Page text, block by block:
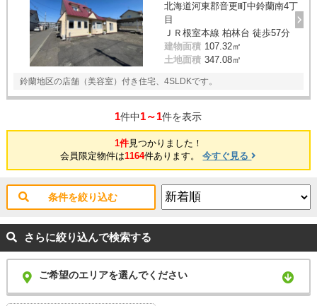
北海道河東郡音更町中鈴蘭南4丁
目
ＪＲ根室本線 柏林台 徒歩57分
建物面積 107.32㎡
土地面積 347.08㎡
鈴蘭地区の店舗（美容室）付き住宅、4SLDKです。
1件中1～1件を表示
1件見つかりました！
会員限定物件は1164件あります。今すぐ見る
条件を絞り込む
さらに絞り込んで検索する
ご希望のエリアを選んでください